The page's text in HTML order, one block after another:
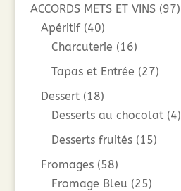
ACCORDS METS ET VINS (97)
Apéritif (40)
Charcuterie (16)
Tapas et Entrée (27)
Dessert (18)
Desserts au chocolat (4)
Desserts fruités (15)
Fromages (58)
Fromage Bleu (25)